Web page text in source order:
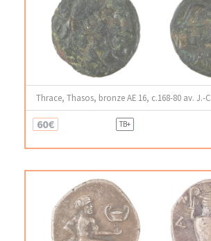
Thrace, Thasos, bronze AE 16, c.168-80 av. J.-C
60€ TB+